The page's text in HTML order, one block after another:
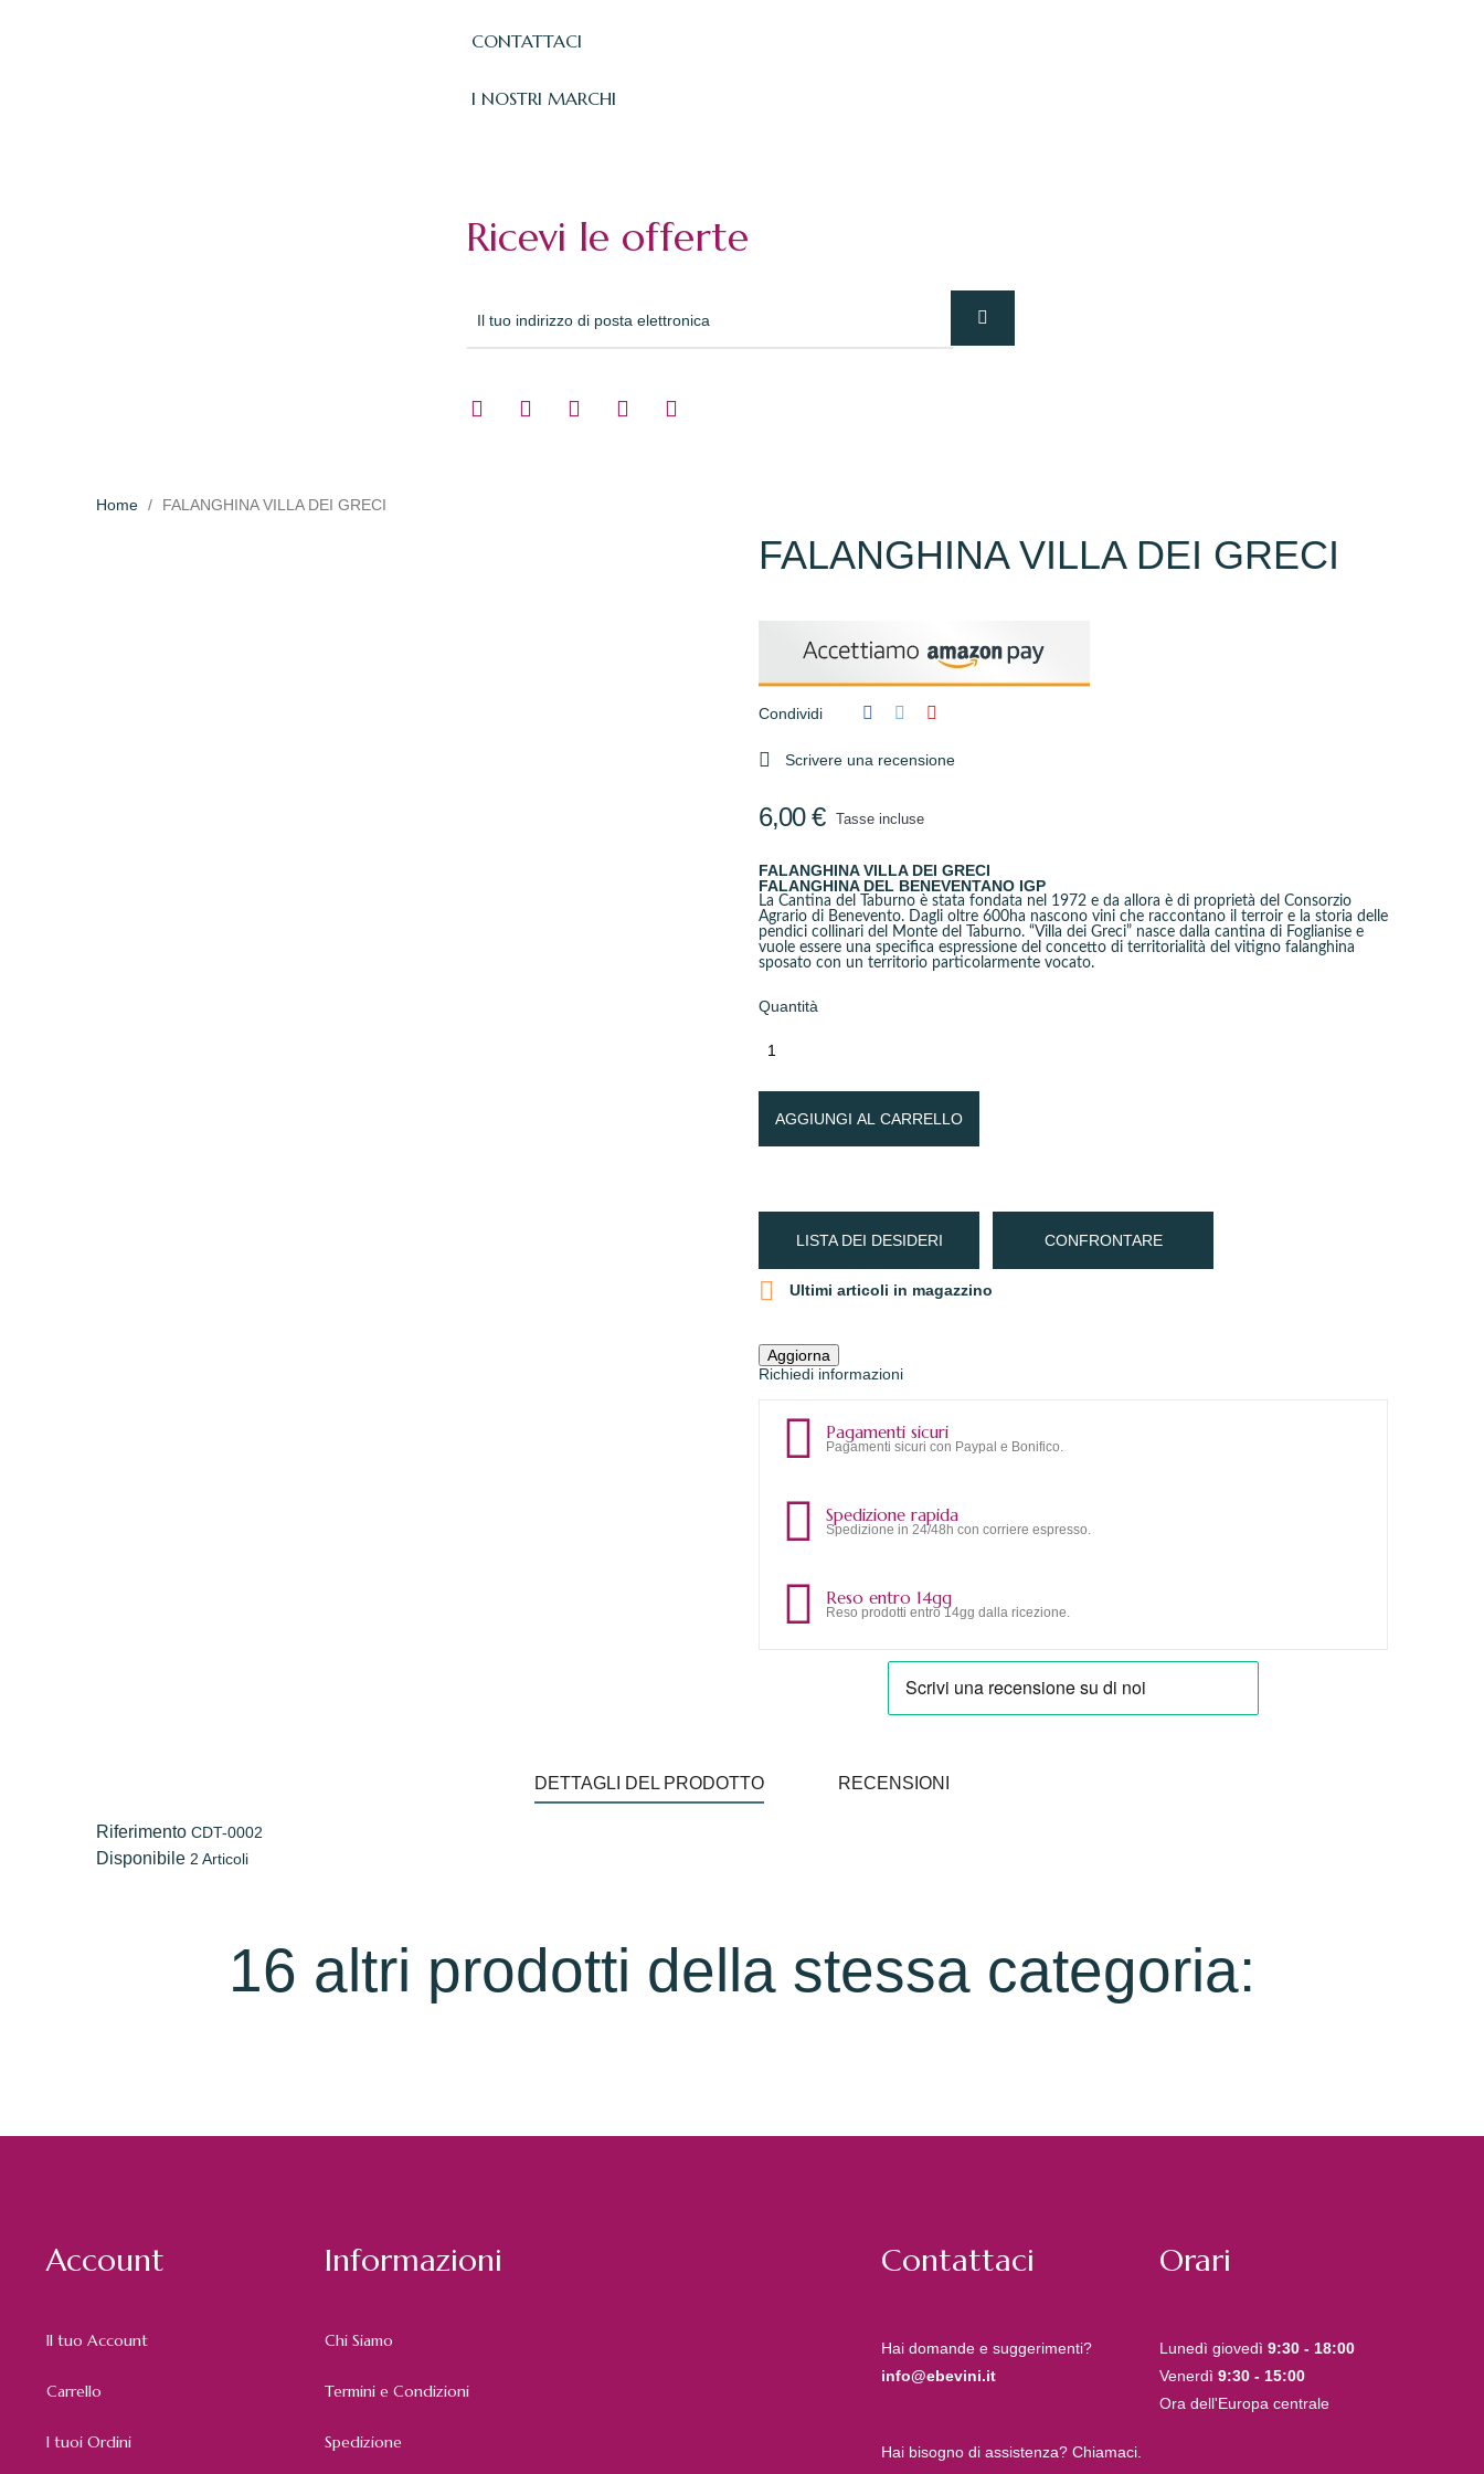
CONTATTACI
I NOSTRI MARCHI
Ricevi le offerte
Home FALANGHINA VILLA DEI GRECI
FALANGHINA VILLA DEI GRECI
Condividi
 Scrivere una recensione
6,00 € Tasse incluse
FALANGHINA VILLA DEI GRECI
FALANGHINA DEL BENEVENTANO IGP
La Cantina del Taburno è stata fondata nel 1972 e da allora è di proprietà del Consorzio
Agrario di Benevento. Dagli oltre 600ha nascono vini che raccontano il terroir e la storia delle
pendici collinari del Monte del Taburno. “Villa dei Greci” nasce dalla cantina di Foglianise e
vuole essere una specifica espressione del concetto di territorialità del vitigno falanghina
sposato con un territorio particolarmente vocato.
Quantità
AGGIUNGI AL CARRELLO
LISTA DEI DESIDERI CONFRONTARE
 Ultimi articoli in magazzino
Richiedi informazioni
Pagamenti sicuri
Pagamenti sicuri con Paypal e Bonifico.
Spedizione rapida
Spedizione in 24/48h con corriere espresso.
Reso entro 14gg
Reso prodotti entro 14gg dalla ricezione.
DETTAGLI DEL PRODOTTO RECENSIONI
Riferimento CDT-0002
Disponibile 2 Articoli
16 altri prodotti della stessa categoria:
Account
Il tuo Account
Carrello
I tuoi Ordini
Informazioni
Chi Siamo
Termini e Condizioni
Spedizione
Contattaci
Hai domande e suggerimenti?
info@ebevini.it
Hai bisogno di assistenza? Chiamaci.
Orari
Lunedì giovedì 9:30 - 18:00
Venerdì 9:30 - 15:00
Ora dell'Europa centrale